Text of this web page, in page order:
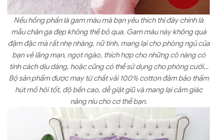
Nếu hồng phấn là gam màu mà bạn yêu thích thì đây chính là
mẫu chăn ga đẹp không thể bỏ qua. Gam màu này không quá
đậm đặc mà rất nhẹ nhàng, nữ tính, mang lại cho phòng ngủ của
bạn vẻ lãng mạn, ngọt ngào, thích hợp cho những cô nàng có
tính cách dịu dàng, hoặc cũng có thể sử dụng cho phòng cưới…
Bộ sản phẩm được may từ chất vải 100% cotton đảm bảo thấm
hút mồ hôi tốt, độ bền cao, dễ giặt giũ và mang lại cảm giác
nâng niu cho cơ thể bạn.